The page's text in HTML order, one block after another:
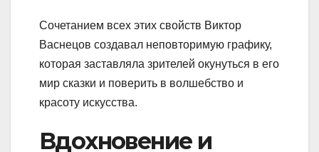
Сочетанием всех этих свойств Виктор
Васнецов создавал неповторимую графику,
которая заставляла зрителей окунуться в его
мир сказки и поверить в волшебство и
красоту искусства.
Вдохновение и